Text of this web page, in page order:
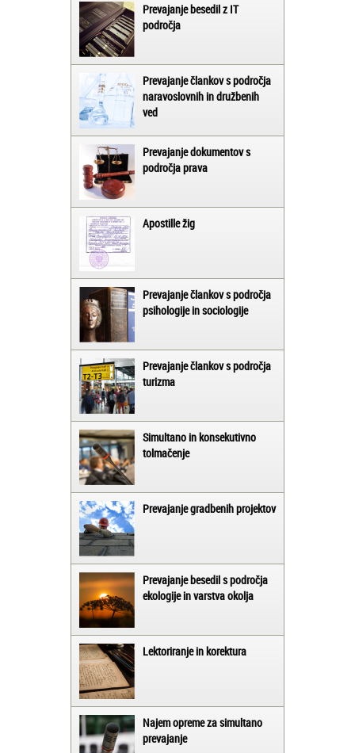
Prevajanje besedil z IT
področja
Prevajanje člankov s področja
naravoslovnih in družbenih
ved
Prevajanje dokumentov s
področja prava
Apostille žig
Prevajanje člankov s področja
psihologije in sociologije
Prevajanje člankov s področja
turizma
Simultano in konsekutivno
tolmačenje
Prevajanje gradbenih projektov
Prevajanje besedil s področja
ekologije in varstva okolja
Lektoriranje in korektura
Najem opreme za simultano
prevajanje